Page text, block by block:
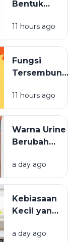
Bentuk
Kendaraan
yang
Dipikirkan
11 hours ago
Fungsi
Tersembunyi
pada Tutup
Pulpen
11 hours ago
Warna Urine
Berubah
Minum
Vitamin? Ini
Penjelasannya
a day ago
Kebiasaan
Kecil yang
Vitamin
a day ago